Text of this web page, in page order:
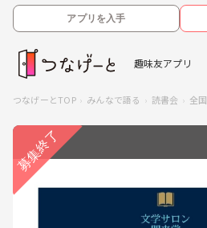
アプリを入手
趣味友アプリ
つなげーとTOP みんなで語る 読書会 全国